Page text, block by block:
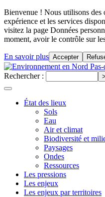
Bienvenue ! Nous utilisons des
expérience et les services
visitez la page Données
moment, avoir le contrôle sur
En savoir plus Accepter
Rechercher :
État des lieux
Sols
Eau
Air et climat
Biodiversité et
Paysages
Ondes
Ressources
Les pressions
Les enjeux
Les enjeux par territoires